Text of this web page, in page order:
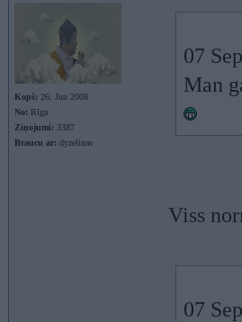
Kopš: 26. Jun 2008
No: Rīga
Ziņojumi: 3387
Braucu ar: dyzelinas
07
Man
Viss
07